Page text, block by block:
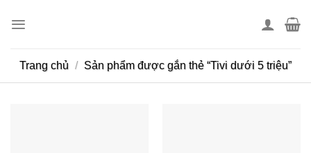
Trang chủ / Sản phẩm được gắn thẻ “Tivi dưới 5 triệu”